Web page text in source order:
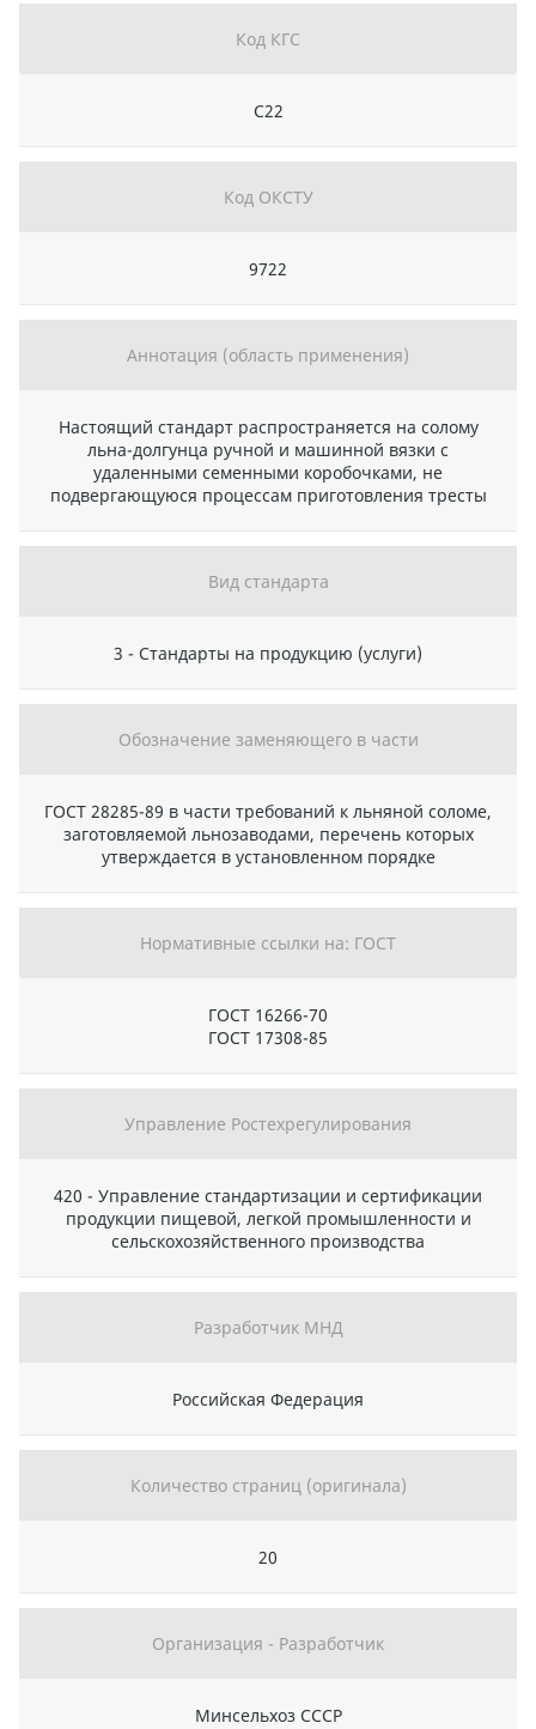
Код КГС
С22
Код ОКСТУ
9722
Аннотация (область применения)
Настоящий стандарт распространяется на солому
льна-долгунца ручной и машинной вязки с
удаленными семенными коробочками, не
подвергающуюся процессам приготовления тресты
Вид стандарта
3 - Стандарты на продукцию (услуги)
Обозначение заменяющего в части
ГОСТ 28285-89 в части требований к льняной соломе,
заготовляемой льнозаводами, перечень которых
утверждается в установленном порядке
Нормативные ссылки на: ГОСТ
ГОСТ 16266-70
ГОСТ 17308-85
Управление Ростехрегулирования
420 - Управление стандартизации и сертификации
продукции пищевой, легкой промышленности и
сельскохозяйственного производства
Разработчик МНД
Российская Федерация
Количество страниц (оригинала)
20
Организация - Разработчик
Минсельхоз СССР